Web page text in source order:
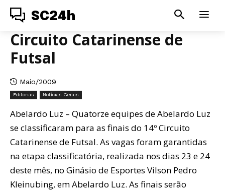
SC24h
Circuito Catarinense de
Futsal
Maio/2009
Editorias Notícias Gerais
Abelardo Luz – Quatorze equipes de Abelardo Luz
se classificaram para as finais do 14º Circuito
Catarinense de Futsal. As vagas foram garantidas
na etapa classificatória, realizada nos dias 23 e 24
deste mês, no Ginásio de Esportes Vilson Pedro
Kleinubing, em Abelardo Luz. As finais serão